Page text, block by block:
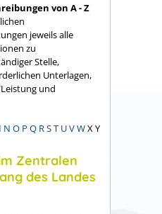
von A - Z
jeweils alle
zu
Stelle,
Unterlagen,
und
N O P Q RST UVWX Y
Zentralen
des Landes